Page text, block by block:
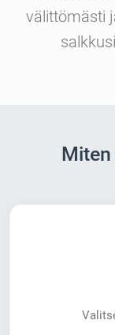
välittömästi